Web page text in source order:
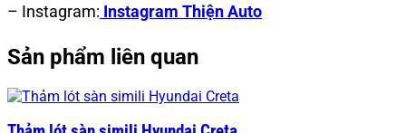
– Instagram: Instagram Thiện Auto
Sản phẩm liên quan